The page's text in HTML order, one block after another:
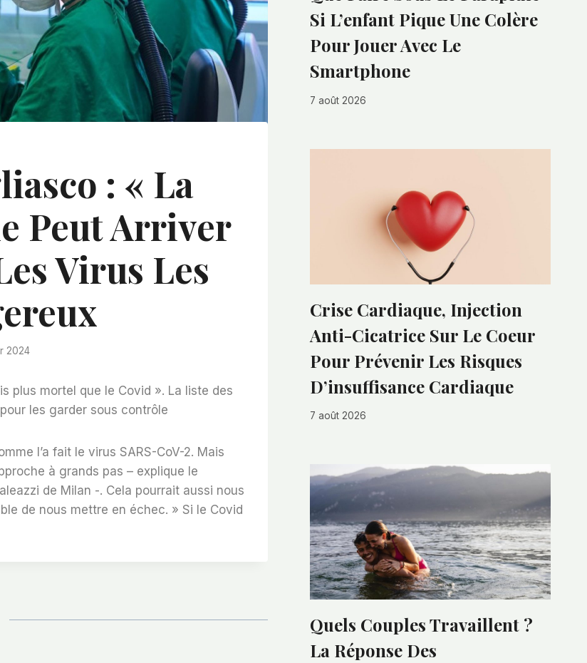
: « La
Peut Arriver
Virus Les
2024
plus mortel que le Covid ». La liste des
les garder sous contrôle
l’a fait le virus SARS-CoV-2. Mais
à grands pas – explique le
de Milan -. Cela pourrait aussi nous
de nous mettre en échec. » Si le Covid
Si L’enfant Pique Une Colère
Pour Jouer Avec Le
Smartphone
7 août 2026
Crise Cardiaque, Injection
Anti-Cicatrice Sur Le Coeur
Pour Prévenir Les Risques
D’insuffisance Cardiaque
7 août 2026
Quels Couples Travaillent ?
La Réponse Des